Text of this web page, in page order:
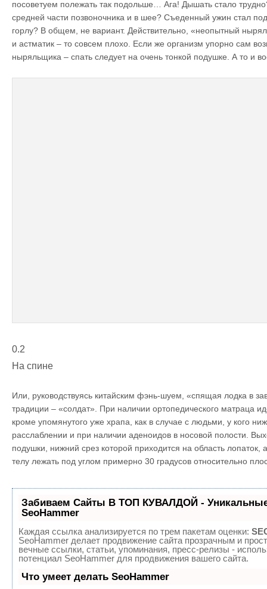
посоветуем полежать так подольше… Ага! Дышать стало
средней части позвоночника и в шее? Съеденный ужин стал
горлу? В общем, не вариант. Действительно, «неопытный
и астматик – то совсем плохо. Если же организм упорно сам
ныряльщика – спать следует на очень тонкой подушке. А то и
0.2
На спине
Или, руководствуясь китайским фэнь-шуем, «спящая лодка в
традиции – «солдат». При наличии ортопедического матраца
кроме упомянутого уже храпа, как в случае с людьми, у кого
расслаблении и при наличии аденоидов в носовой полости.
подушки, нижний срез которой приходится на область лопаток,
телу лежать под углом примерно 30 градусов относительно
Забиваем Сайты В ТОП КУВАЛДОЙ -
SeoHammer
Каждая ссылка анализируется по трем пакетам оценки:
SeoHammer делает продвижение сайта прозрачным и
вечные ссылки, статьи, упоминания, пресс-релизы -
потенциал SeoHammer для продвижения вашего сайта.
Что умеет делать SeoHammer